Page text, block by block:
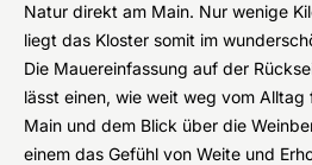
Natur direkt am Main. Nur wenige
liegt das Kloster somit im
Die Mauereinfassung auf der
lässt einen, wie weit weg vom Alltag
Main und dem Blick über die
einem das Gefühl von Weite und